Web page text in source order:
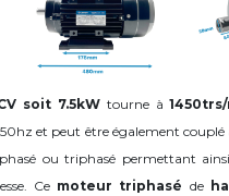
soit 7.5kW tourne à
50hz et peut être également
ou triphasé permettant
Ce moteur triphasé de